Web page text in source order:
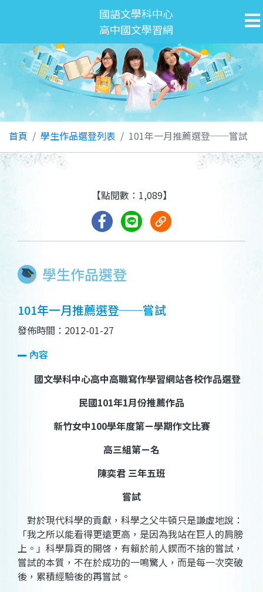
國語文學科中心
高中國文學習網
首頁 學生作品選登列表 101年一月推薦選登──嘗試
學生作品選登
【點閱數：1,089】
101年一月推薦選登──嘗試
發佈時間：2012-01-27
內容
國文學科中心高中高職寫作學習網站各校作品選登
民國101年1月份推薦作品
新竹女中100學年度第ㄧ學期作文比賽
高三組第ㄧ名
陳奕君 三年五班
嘗試
對於現代科學的貢獻，科學之父牛頓只是謙虛地說：
「我之所以能看得更遠更高，是因為我站在巨人的肩膀
上。」科學扉頁的開啓，有賴於前人鍥而不捨的嘗試，
嘗試的本質，不在於成功的一鳴驚人，而是每一次突破
後，累積經驗後的再嘗試。